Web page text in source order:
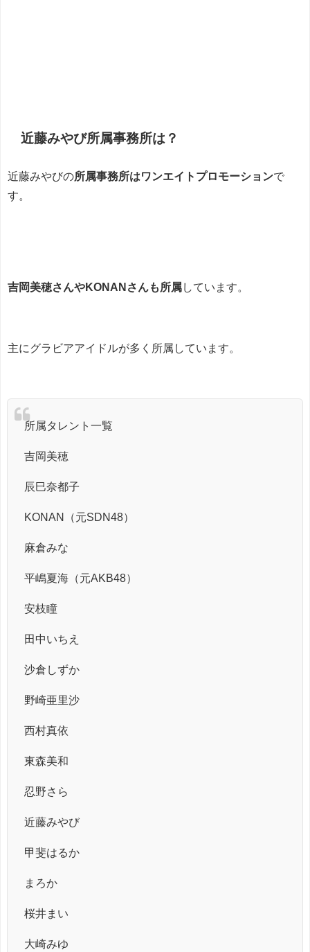
近藤みやび所属事務所は？
近藤みやびの所属事務所はワンエイトプロモーションで
す。
吉岡美穂さんやKONANさんも所属しています。
主にグラビアアイドルが多く所属しています。
所属タレント一覧
吉岡美穂
辰巳奈都子
KONAN（元SDN48）
麻倉みな
平嶋夏海（元AKB48）
安枝瞳
田中いちえ
沙倉しずか
野崎亜里沙
西村真依
東森美和
忍野さら
近藤みやび
甲斐はるか
まろか
桜井まい
大崎みゆ